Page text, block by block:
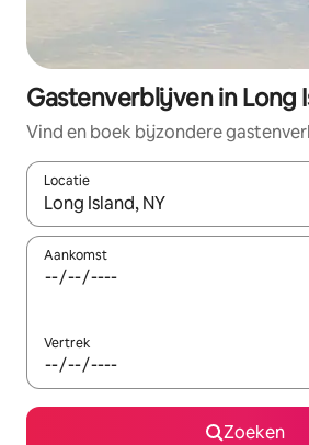
Gastenverblijven in Long
Vind en boek bijzondere
Locatie
Wanneer er resultaten beschikbaar
Aankomst
Vertrek
Zoeken